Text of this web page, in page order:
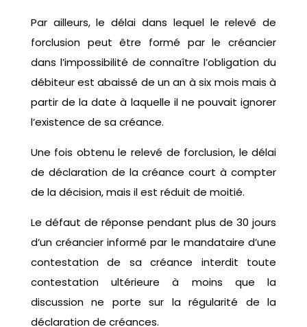
Par ailleurs, le délai dans lequel le relevé de
forclusion peut être formé par le créancier
dans l’impossibilité de connaître l’obligation du
débiteur est abaissé de un an à six mois mais à
partir de la date à laquelle il ne pouvait ignorer
l’existence de sa créance.
Une fois obtenu le relevé de forclusion, le délai
de déclaration de la créance court à compter
de la décision, mais il est réduit de moitié.
Le défaut de réponse pendant plus de 30 jours
d’un créancier informé par le mandataire d’une
contestation de sa créance interdit toute
contestation ultérieure à moins que la
discussion ne porte sur la régularité de la
déclaration de créances.